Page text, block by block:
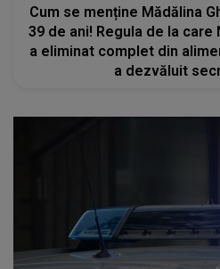
Cum se menține Mădălina
39 de ani! Regula de la care
a eliminat complet din
a dezvăluit